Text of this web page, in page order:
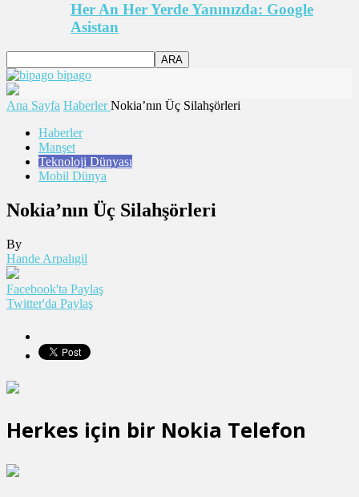
Her An Her Yerde Yanınızda: Google
Asistan
bipago
Ana Sayfa Haberler Nokia’nın Üç Silahşörleri
Haberler
Manşet
Teknoloji Dünyası
Mobil Dünya
Nokia’nın Üç Silahşörleri
By
Hande Arpalıgil
Facebook'ta Paylaş
Twitter'da Paylaş
Herkes için bir Nokia Telefon